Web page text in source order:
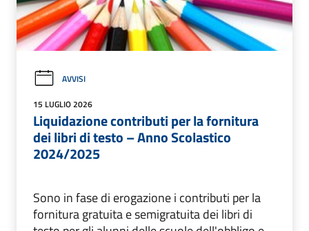
AVVISI
15 LUGLIO 2026
Liquidazione contributi per la fornitura
dei libri di testo – Anno Scolastico
2024/2025
Sono in fase di erogazione i contributi per la
fornitura gratuita e semigratuita dei libri di